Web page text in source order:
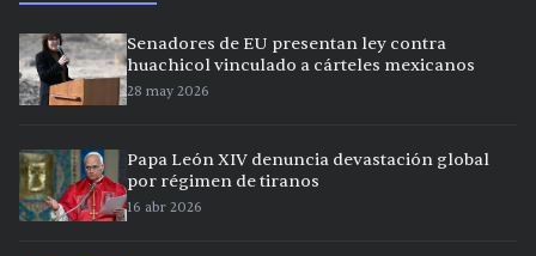
Senadores de EU presentan ley contra
huachicol vinculado a cárteles mexicanos
28 may 2026
Papa León XIV denuncia devastación global
por régimen de tiranos
16 abr 2026